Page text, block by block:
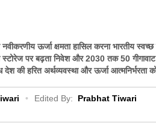
ऊर्जा क्षमता हासिल करना भारतीय
स्टोरेज पर बढ़ता निवेश और 2030 तक 50 गीगावाट
की हरित अर्थव्यवस्था और ऊर्जा आत्मनिर्भरता
• Edited By: Prabhat Tiwari